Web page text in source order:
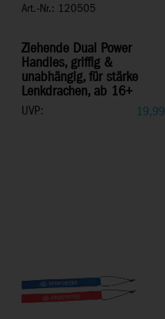
Art.-Nr.: 120505
Ziehende Dual Power
Handles, griffig &
unabhängig, für stärke
Lenkdrachen, ab 16+
UVP: 19,99